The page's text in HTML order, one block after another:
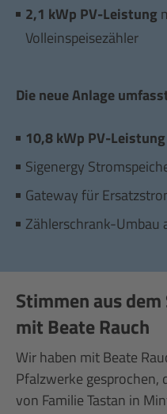
2,1 kWp PV-Leistung
Volleinspeisezähler
Die neue Anlage
10,8kWp PV-Leistung
Sigenergy
Gateway für
Zählerschrank-
Stimmen aus
mit Beate Rauch
Wir haben mit Beate
Pfalzwerke
von Familie Tastan in